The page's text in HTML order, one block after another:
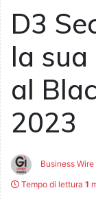
D3
la
al
2023
Business Wire
Tempo di lettura 1